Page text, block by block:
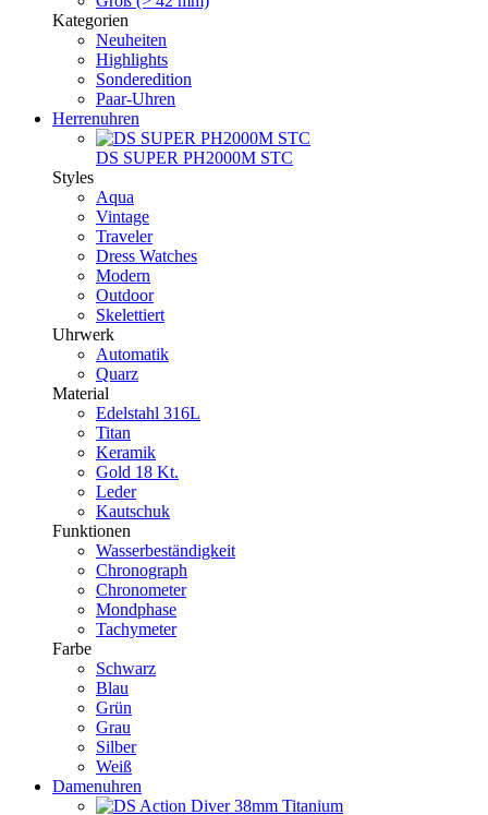
Kategorien
Neuheiten
Highlights
Sonderedition
Paar-Uhren
Herrenuhren
DS SUPER PH2000M STC
Styles
Aqua
Vintage
Traveler
Dress Watches
Modern
Outdoor
Skelettiert
Uhrwerk
Automatik
Quarz
Material
Edelstahl 316L
Titan
Keramik
Gold 18 Kt.
Leder
Kautschuk
Funktionen
Wasserbeständigkeit
Chronograph
Chronometer
Mondphase
Tachymeter
Farbe
Schwarz
Blau
Grün
Grau
Silber
Weiß
Damenuhren